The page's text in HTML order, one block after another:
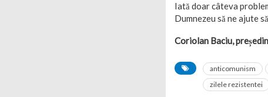
Iată doar câteva
Dumnezeu să ne ajute
Coriolan Baciu,
anticomunism
zilele rezistentei